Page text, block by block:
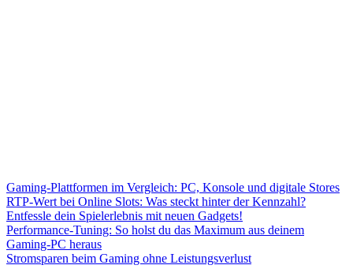
Gaming-Plattformen im Vergleich: PC, Konsole und digitale Stores
RTP-Wert bei Online Slots: Was steckt hinter der Kennzahl?
Entfessle dein Spielerlebnis mit neuen Gadgets!
Performance-Tuning: So holst du das Maximum aus deinem
Gaming-PC heraus
Stromsparen beim Gaming ohne Leistungsverlust